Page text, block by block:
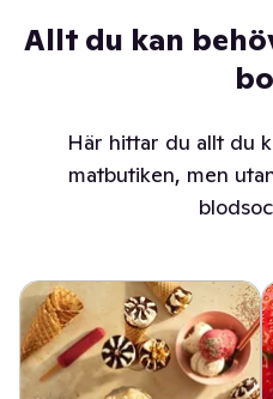
Allt du kan
Här hittar du allt du
matbutiken, men